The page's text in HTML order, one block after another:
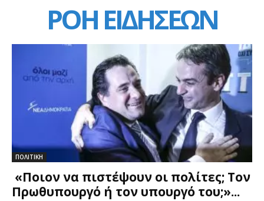
ΡΟΗ ΕΙΔΗΣΕΩΝ
ΠΟΛΙΤΙΚΗ
«Ποιον να πιστέψουν οι πολίτες; Τον
Πρωθυπουργό ή τον υπουργό του;»...